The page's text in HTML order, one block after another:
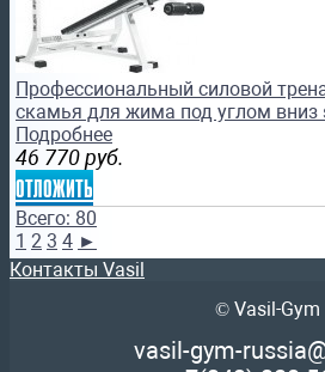
Профессиональный силовой
скамья для жима под углом вниз
Подробнее
46 770 руб.
отложить
Всего: 80
1 2 3 4 ►
Контакты Vasil
© Vasil-Gym
vasil-gym-